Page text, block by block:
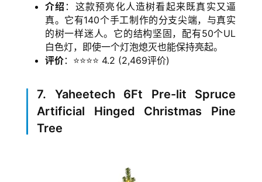
介绍 ：这款预亮化人造树看起来既真实又逼
真。它有140个手工制作的分支尖端，与真实
的树一样迷人。它的结构坚固，配有50个UL
白色灯，即使一个灯泡熄灭也能保持亮起。
评价：⭐⭐⭐⭐ 4.2 (2,469评价)
7. Yaheetech 6Ft Pre-lit Spruce
Artificial Hinged Christmas Pine
Tree